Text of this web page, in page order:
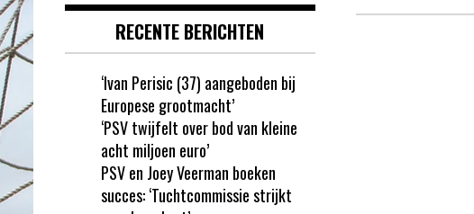
RECENTE BERICHTEN
‘Ivan Perisic (37) aangeboden bij
Europese grootmacht’
‘PSV twijfelt over bod van kleine
acht miljoen euro’
PSV en Joey Veerman boeken
succes: ‘Tuchtcommissie strijkt